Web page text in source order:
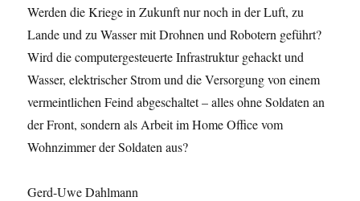
Werden die Kriege in Zukunft nur noch in der Luft, zu
Lande und zu Wasser mit Drohnen und Robotern geführt?
Wird die computergesteuerte Infrastruktur gehackt und
Wasser, elektrischer Strom und die Versorgung von einem
vermeintlichen Feind abgeschaltet – alles ohne Soldaten an
der Front, sondern als Arbeit im Home Office vom
Wohnzimmer der Soldaten aus?
Gerd-Uwe Dahlmann